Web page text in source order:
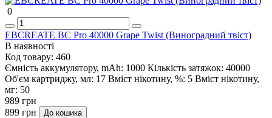
0
EBCREATE BC Pro 40000 Grape Twist (Виноградний твіст)
В наявності
Код товару: 460
Ємність аккумулятору, mAh: 1000 Кількість затяжок: 40000
Об'єм картриджу, мл: 17 Вміст нікотину, %: 5 Вміст нікотину,
мг: 50
989 грн
899 грн
До кошика